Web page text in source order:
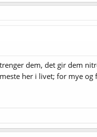
dem, det gir dem
her i livet; for mye